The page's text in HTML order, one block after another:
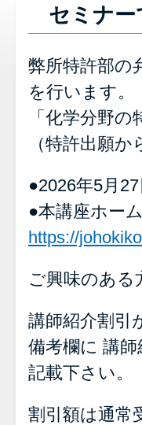
セミナー
弊所特許部の
を行います。
「化学分野
（特許出願か
●2026年5月
●本講座ホー
https://
ご興味のある
講師紹介割引
備考欄に 講
記載下さい。
割引額は通常